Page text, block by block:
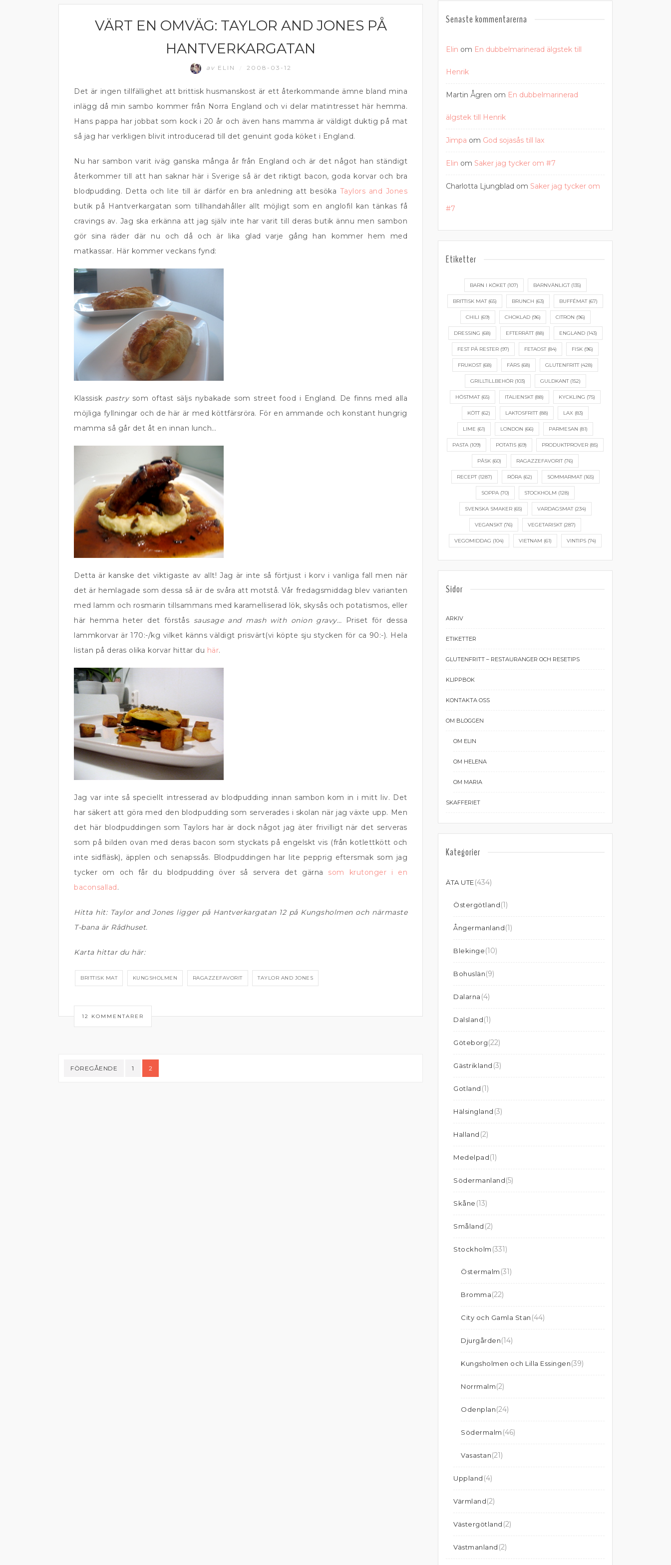
VÄRT EN OMVÄG: TAYLOR AND JONES PÅ
HANTVERKARGATAN
av ELIN 2008-03-12
Det är ingen tillfällighet att brittisk husmanskost är ett återkommande ämne bland mina
inlägg då min sambo kommer från Norra England och vi delar matintresset här hemma.
Hans pappa har jobbat som kock i 20 år och även hans mamma är väldigt duktig på mat
så jag har verkligen blivit introducerad till det genuint goda köket i England.
Nu har sambon varit iväg ganska många år från England och är det något han ständigt
återkommer till att han saknar här i Sverige så är det riktigt bacon, goda korvar och bra
blodpudding. Detta och lite till är därför en bra anledning att besöka Taylors and Jones
butik på Hantverkargatan som tillhandahåller allt möjligt som en anglofil kan tänkas få
cravings av. Jag ska erkänna att jag själv inte har varit till deras butik ännu men sambon
gör sina räder där nu och då och är lika glad varje gång han kommer hem med
matkassar. Här kommer veckans fynd:
Klassisk pastrysom oftast säljs nybakade som street food i England. De finns med alla
möjliga fyllningar och de här är med köttfärsröra. För en ammande och konstant hungrig
mamma så går det åt en innan lunch…
Detta är kanske det viktigaste av allt! Jag är inte så förtjust i korv i vanliga fall men när
det är hemlagade som dessa så är de svåra att motstå. Vår fredagsmiddag blev varianten
med lamm och rosmarin tillsammans med karamelliserad lök, skysås och potatismos, eller
här hemma heter det förstås sausage and mash with onion gravy… Priset för dessa
lammkorvar är 170:-/kg vilket känns väldigt prisvärt(vi köpte sju stycken för ca 90:-). Hela
listan på deras olika korvar hittar du här.
Jag var inte så speciellt intresserad av blodpudding innan sambon kom in i mitt liv. Det
har säkert att göra med den blodpudding som serverades i skolan när jag växte upp. Men
det här blodpuddingen som Taylors har är dock något jag äter frivilligt när det serveras
som på bilden ovan med deras bacon som styckats på engelskt vis (från kotlettkött och
inte sidfläsk), äpplen och senapssås. Blodpuddingen har lite pepprig eftersmak som jag
tycker om och får du blodpudding över så servera det gärna som krutonger i en
baconsallad.
Hitta hit: Taylor and Jones ligger på Hantverkargatan 12 på Kungsholmen och närmaste
T-bana är Rådhuset.
Karta hittar du här:
BRITTISK MAT KUNGSHOLMEN RAGAZZEFAVORIT TAYLOR AND JONES
12 KOMMENTARER
förFÖREGÅENDE 1 2
Senaste kommentarerna
Elin om En dubbelmarinerad älgstek till
Henrik
Martin Ågren om En dubbelmarinerad
älgstek till Henrik
Jimpa om God sojasås till lax
Elin om Saker jag tycker om #7
Charlotta Ljungblad om Saker jag tycker om
#7
Etiketter
BARN I KÖKET(107) BARNVÄNLIGT(135)
BRITTISK MAT(65) BRUNCH (63) BUFFÉMAT(67)
CHILI (69) CHOKLAD(96) CITRON (96)
DRESSING (68) EFTERRÄTT(88) ENGLAND(143)
FEST PÅ RESTER (97) FETAOST(84) FISK (96)
FRUKOST(68) FÄRS (68) GLUTENFRITT(428)
GRILLTILLBEHÖR(103) GULDKANT(152)
HÖSTMAT(65) ITALIENSKT(88) KYCKLING (75)
KÖTT(62) LAKTOSFRITT(88) LAX (83)
LIME (61) LONDON (66) PARMESAN (81)
PASTA (109) POTATIS (69) PRODUKTPROVER (85)
PÅSK (60) RAGAZZEFAVORIT(76)
RECEPT(1287) RÖRA(62) SOMMARMAT(165)
SOPPA (70) STOCKHOLM (128)
SVENSKA SMAKER(65) VARDAGSMAT(234)
VEGANSKT(76) VEGETARISKT(287)
VEGOMIDDAG (104) VIETNAM (61) VINTIPS (74)
Sidor
ARKIV
ETIKETTER
GLUTENFRITT – RESTAURANGER OCH RESETIPS
KLIPPBOK
KONTAKTA OSS
OM BLOGGEN
OM ELIN
OM HELENA
OM MARIA
SKAFFERIET
Kategorier
ÄTA UTE(434)
Östergötland(1)
Ångermanland(1)
Blekinge(10)
Bohuslän(9)
Dalarna (4)
Dalsland(1)
Göteborg(22)
Gästrikland (3)
Gotland (1)
Hälsingland (3)
Halland (2)
Medelpad(1)
Södermanland(5)
Skåne (13)
Småland (2)
Stockholm (331)
Östermalm (31)
Bromma(22)
City och Gamla Stan (44)
Djurgården(14)
Kungsholmen och Lilla Essingen(39)
Norrmalm(2)
Odenplan(24)
Södermalm (46)
Vasastan(21)
Uppland (4)
Värmland(2)
Västergötland (2)
Västmanland (2)